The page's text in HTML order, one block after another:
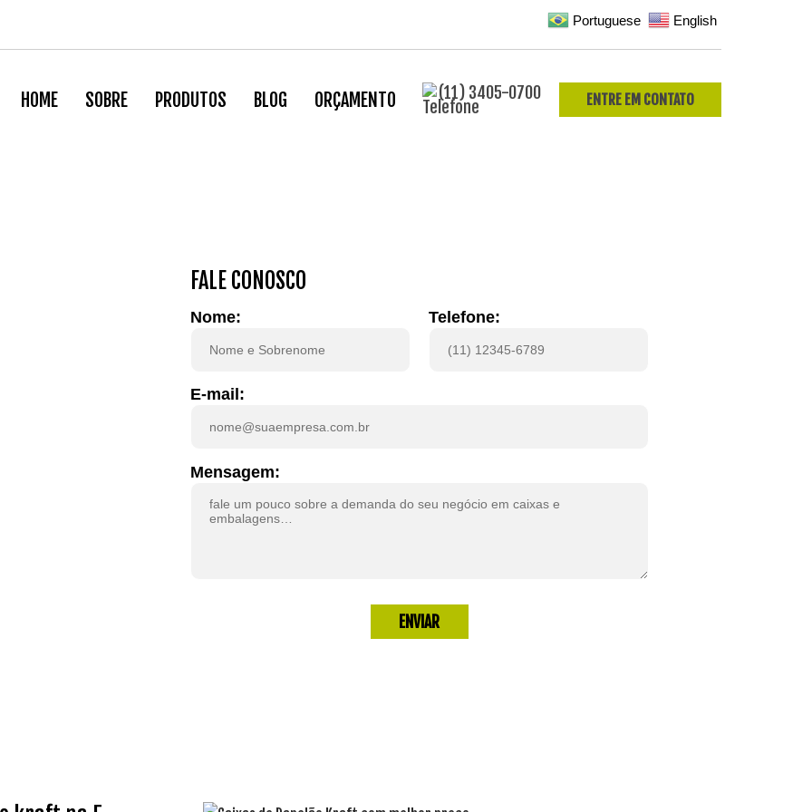
Portuguese English
HOME SOBRE PRODUTOS BLOG ORÇAMENTO (11) 3405-0700 ENTRE EM CONTATO
FALE CONOSCO
Nome: Telefone:
E-mail:
Mensagem: